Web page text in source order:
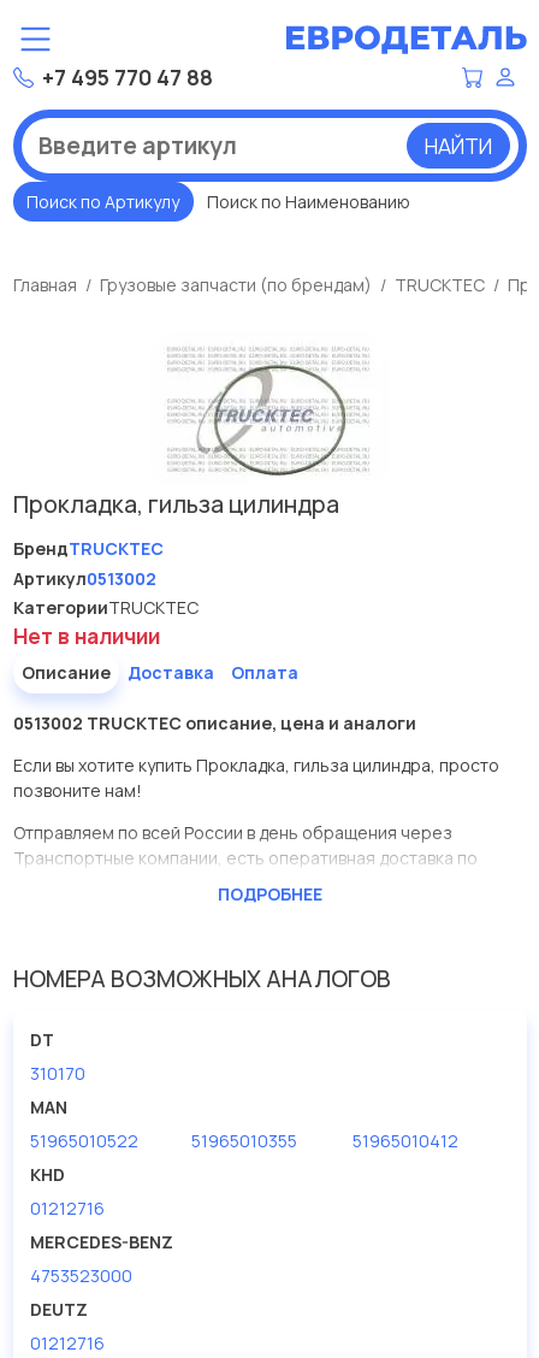
+7 495 770 47 88
НАЙТИ
Поиск по Артикулу Поиск по Наименованию
Главная Грузовые запчасти (по брендам) TRUCKTEC
Прокладка, гильза цилиндра
БрендTRUCKTEC
Артикул0513002
КатегорииTRUCKTEC
Нет в наличии
Описание Доставка Оплата
0513002 TRUCKTEC описание, цена и аналоги
Если вы хотите купить Прокладка, гильза цилиндра, просто
позвоните нам!
Отправляем по всей России в день обращения через
Транспортные компании, есть оперативная доставка по
У данной детали есть аналоги с номерами, убедитесь сами.
представлены в большом ассортименте.
Мы продаем сертифицированные колодки тормозные
дисковые с гарантией от производителя TRUCKTEC.
Производитель TRUCKTEC
ПОДРОБНЕЕ
НОМЕРА ВОЗМОЖНЫХ АНАЛОГОВ
DT
310170
MAN
51965010522
51965010355
51965010412
KHD
01212716
MERCEDES-BENZ
4753523000
DEUTZ
01212716